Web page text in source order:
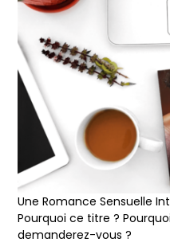
Une Romance Sensuelle
Pourquoi ce titre ?
demanderez-vous ?